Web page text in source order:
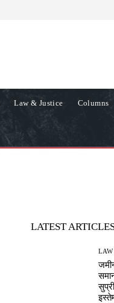
Law & Justice Columns
LATEST